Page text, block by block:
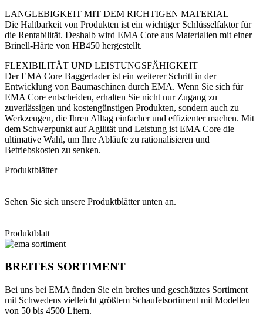
LANGLEBIGKEIT MIT DEM RICHTIGEN MATERIAL
Die Haltbarkeit von Produkten ist ein wichtiger Schlüsselfaktor für
die Rentabilität. Deshalb wird EMA Core aus Materialien mit einer
Brinell-Härte von HB450 hergestellt.
FLEXIBILITÄT UND LEISTUNGSFÄHIGKEIT
Der EMA Core Baggerlader ist ein weiterer Schritt in der
Entwicklung von Baumaschinen durch EMA. Wenn Sie sich für
EMA Core entscheiden, erhalten Sie nicht nur Zugang zu
zuverlässigen und kostengünstigen Produkten, sondern auch zu
Werkzeugen, die Ihren Alltag einfacher und effizienter machen. Mit
dem Schwerpunkt auf Agilität und Leistung ist EMA Core die
ultimative Wahl, um Ihre Abläufe zu rationalisieren und
Betriebskosten zu senken.
Produktblätter
Sehen Sie sich unsere Produktblätter unten an.
Produktblatt
BREITES SORTIMENT
Bei uns bei EMA finden Sie ein breites und geschätztes Sortiment
mit Schwedens vielleicht größtem Schaufelsortiment mit Modellen
von 50 bis 4500 Litern.